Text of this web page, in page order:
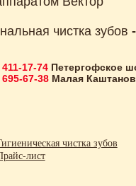
чистка зубов -
17-74 Петергофское
67-38 Малая
чистка зубов
лист